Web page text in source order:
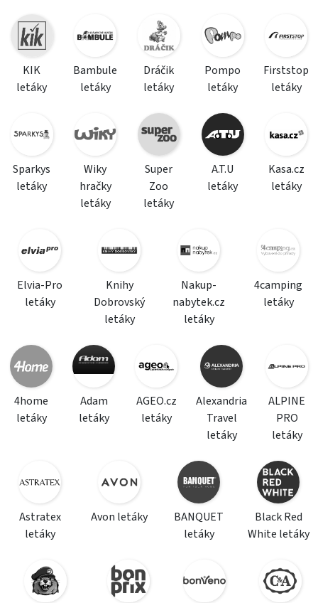
KIK
letáky
Bambule
letáky
Dráčik
letáky
Pompo
letáky
Firststop
letáky
Sparkys
letáky
Wiky
hračky
letáky
Super
Zoo
letáky
A.T.U
letáky
Kasa.cz
letáky
Elvia-Pro
letáky
Knihy
Dobrovský
letáky
Nakup-
nabytek.cz
letáky
4camping
letáky
4home
letáky
Adam
letáky
AGEO.cz
letáky
Alexandria
Travel
letáky
ALPINE
PRO
letáky
Astratex
letáky
Avon letáky
BANQUET
letáky
Black Red
White letáky